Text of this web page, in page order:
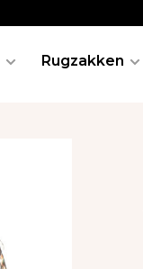
Rugzakken